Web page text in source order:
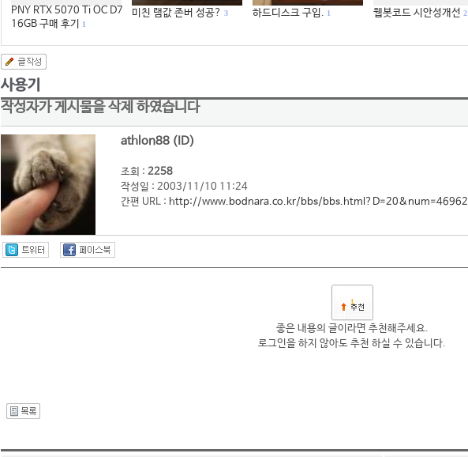
PNY RTX 5070 Ti OC D7
16GB 구매 후기
1
미친 램값 존버 성공? 3 하드디스크 구입. 1 웹봇코드 시안성개선 2
작성자가 게시물을 삭제 하였습니다
athlon88 (ID)
조회 : 2258
작성일 : 2003/11/10 11:24
간편 URL : http://www.bodnara.co.kr/bbs/bbs.html?D=20&num=46962
1
좋은 내용의 글이라면 추천해주세요.
로그인을 하지 않아도 추천 하실 수 있습니다.